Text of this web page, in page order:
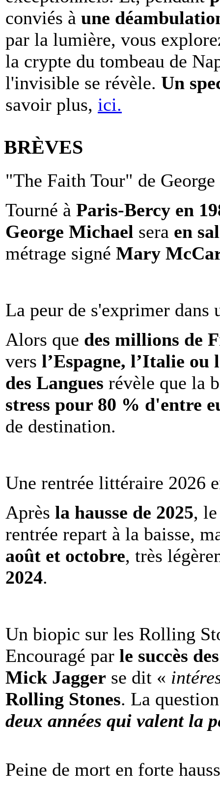
conviés à une
par la lumière, vous
la crypte du tombeau de
l'invisible se révèle. Un
savoir plus, ici.
BRÈVES
"The Faith Tour" de
Tourné à Paris-Bercy en
George Michael sera en
métrage signé Mary
La peur de s'exprimer dans
Alors que des millions de
vers l’Espagne, l’Italie ou
des Langues révèle que la
stress pour 80 % d'entre
de destination.
Une rentrée littéraire 2026
Après la hausse de 2025,
rentrée repart à la baisse,
août et octobre, très
2024.
Un biopic sur les Rolling
Encouragé par le succès
Mick Jagger se dit «
Rolling Stones. La
deux années qui valent la
Peine de mort en forte